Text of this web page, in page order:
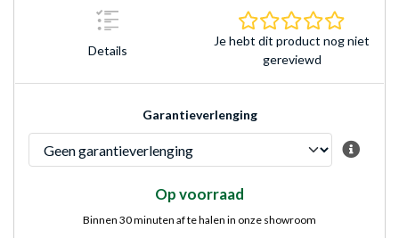
Details
Je hebt dit product nog niet
gereviewd
Garantieverlenging
Op voorraad
Binnen 30 minuten af te halen in onze showroom